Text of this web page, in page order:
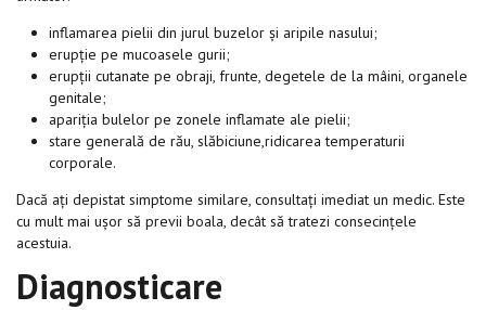
inflamarea pielii din jurul buzelor și aripile nasului;
erupție pe mucoasele gurii;
erupții cutanate pe obraji, frunte, degetele de la mâini, organele
genitale;
apariția bulelor pe zonele inflamate ale pielii;
stare generală de rău, slăbiciune,ridicarea temperaturii
corporale.
Dacă ați depistat simptome similare, consultați imediat un medic. Este
cu mult mai ușor să previi boala, decât să tratezi consecințele
acestuia.
Diagnosticare